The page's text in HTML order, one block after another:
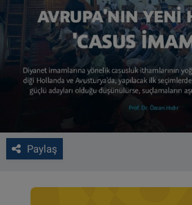
Paylaş
VIDEO GALERİ
ALGEMENE VOORWAARDEN
Çerez Politikası